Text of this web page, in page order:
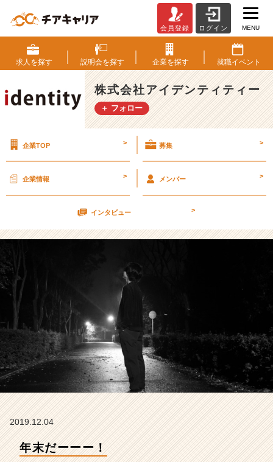
末
だ
ー
ー
ー！
【株
ア
ン
テ
テ
ム
ラ
イ
ン】
|
ベ
ン
成
長
会員登録 ログイン MENU
求人を探す 説明会を探す 企業を探す 就職イベント
株式会社アイデンティティー
＋ フォロー
企業TOP > 募集 >
企業情報 > メンバー >
インタビュー >
2019.12.04
年末だーーー！